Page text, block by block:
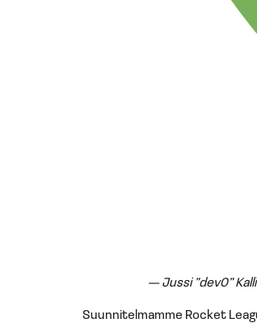
— Jussi ”dev0”
Suunnitelmamme Rocket